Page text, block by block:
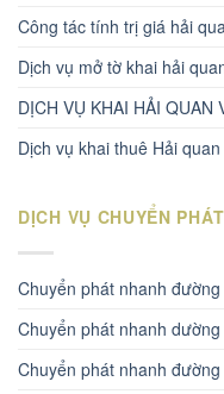
Công tác tính trị giá hải
Dịch vụ mở tờ khai hải
DỊCH VỤ KHAI HẢI QUAN
Dịch vụ khai thuê Hải
DỊCH VỤ CHUYỂN
Chuyển phát nhanh đường
Chuyển phát nhanh
Chuyển phát nhanh